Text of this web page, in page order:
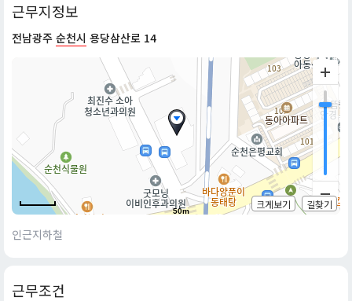
근무지정보
전남광주 순천시 용당삼산로 14
50m
크게보기 길찾기
인근지하철
근무조건